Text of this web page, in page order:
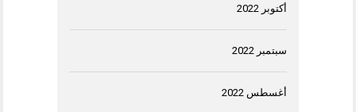
أكتوبر 2022
سبتمبر 2022
أغسطس 2022